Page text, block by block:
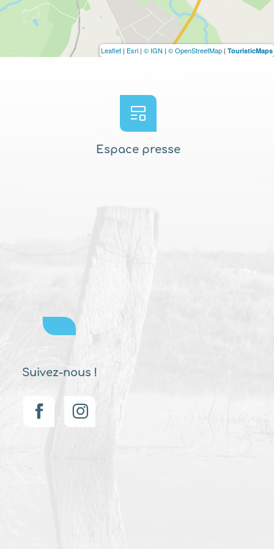
Leaflet | Esri | © IGN | © OpenStreetMap | TouristicMaps
Espace presse
Suivez-nous !